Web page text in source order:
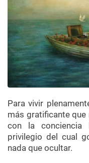
Para vivir
más gratificante que
con la
privilegio del cual
nada que ocultar.